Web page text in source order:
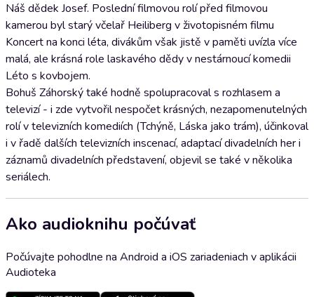
Náš dědek Josef. Poslední filmovou rolí před filmovou
kamerou byl starý včelař Heiliberg v životopisném filmu
Koncert na konci léta, divákům však jistě v paměti uvízla více
malá, ale krásná role laskavého dědy v nestárnoucí komedii
Léto s kovbojem.
Bohuš Záhorský také hodně spolupracoval s rozhlasem a
televizí - i zde vytvořil nespočet krásných, nezapomenutelných
rolí v televizních komediích (Tchýně, Láska jako trám), účinkoval
i v řadě dalších televizních inscenací, adaptací divadelních her i
záznamů divadelních představení, objevil se také v několika
seriálech.
Ako audioknihu počúvať
Počúvajte pohodlne na Android a iOS zariadeniach v aplikácii
Audioteka